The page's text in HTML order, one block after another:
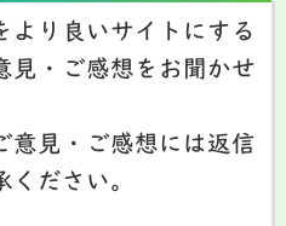
より良いサイトにする
見・ご感想をお聞かせ
意見・ご感想には返信
ださい。